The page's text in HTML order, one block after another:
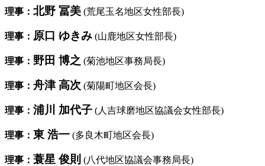
理事： 北野 冨美 (荒尾玉名地区女性部長)
理事： 原口 ゆきみ (山鹿地区女性部長)
理事： 野田 博之 (菊池地区事務局長)
理事： 舟津 高次 (菊陽町地区会長)
理事： 浦川 加代子 (人吉球磨地区協議会女性部長)
理事： 東 浩一 (多良木町地区会長)
理事： 蓑星 俊則 (八代地区協議会事務局長)